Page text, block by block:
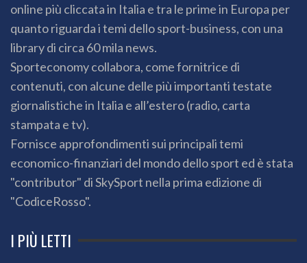
online più cliccata in Italia e tra le prime in Europa per
quanto riguarda i temi dello sport-business, con una
library di circa 60 mila news.
Sporteconomy collabora, come fornitrice di
contenuti, con alcune delle più importanti testate
giornalistiche in Italia e all’estero (radio, carta
stampata e tv).
Fornisce approfondimenti sui principali temi
economico-finanziari del mondo dello sport ed è stata
"contributor" di SkySport nella prima edizione di
"CodiceRosso".
I PIÙ LETTI